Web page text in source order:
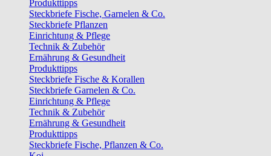
Produkttipps
Steckbriefe Fische, Garnelen & Co.
Steckbriefe Pflanzen
Einrichtung & Pflege
Technik & Zubehör
Ernährung & Gesundheit
Produkttipps
Steckbriefe Fische & Korallen
Steckbriefe Garnelen & Co.
Einrichtung & Pflege
Technik & Zubehör
Ernährung & Gesundheit
Produkttipps
Steckbriefe Fische, Pflanzen & Co.